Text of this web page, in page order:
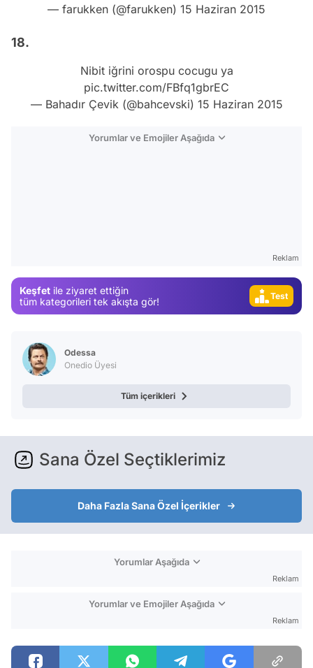
— farukken (@farukken) 15 Haziran 2015
18.
Nibit iğrini orospu cocugu ya
pic.twitter.com/FBfq1gbrEC
— Bahadır Çevik (@bahcevski) 15 Haziran 2015
Yorumlar ve Emojiler Aşağıda
Reklam
Keşfet ile ziyaret ettiğin
tüm kategorileri tek akışta gör!
Gündem
Odessa
Onedio Üyesi
Tüm içerikleri
Sana Özel Seçtiklerimiz
Daha Fazla Sana Özel İçerikler
Yorumlar Aşağıda
Reklam
Yorumlar ve Emojiler Aşağıda
Reklam